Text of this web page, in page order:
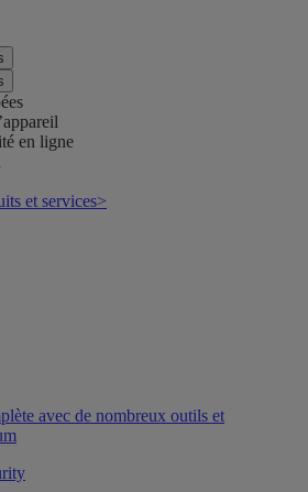
en ligne
et services>
avec de nombreux outils et